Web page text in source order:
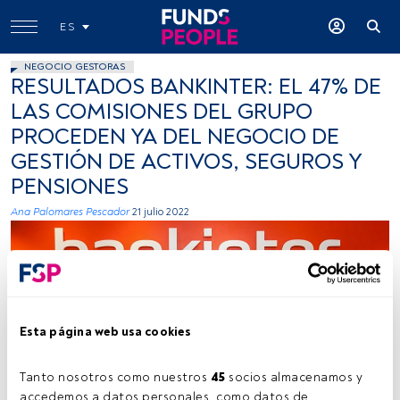
Esta página web usa cookies
Tanto nosotros como nuestros 45 socios almacenamos y
accedemos a datos personales, como datos de
ES
NEGOCIO GESTORAS
RESULTADOS BANKINTER: EL 47% DE
LAS COMISIONES DEL GRUPO
PROCEDEN YA DEL NEGOCIO DE
GESTIÓN DE ACTIVOS, SEGUROS Y
PENSIONES
Ana Palomares Pescador 21 julio 2022
Fuente: Cedida (Bankinter)